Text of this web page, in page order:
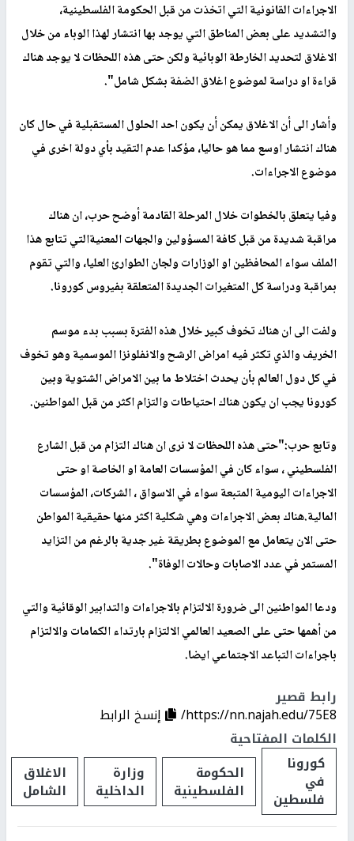
الاجراءات القانونية التي اتخذت من قبل الحكومة الفلسطينية،
والتشديد على بعض المناطق التي يوجد بها انتشار لهذا الوباء من خلال
الاغلاق لتحديد الخارطة الوبائية ولكن حتى هذه اللحظات لا يوجد هناك
قراءة او دراسة لموضوع اغلاق الضفة بشكل شامل".
وأشار الى أن الاغلاق يمكن أن يكون احد الحلول المستقبلية في حال كان
هناك انتشار اوسع مما هو حاليا، مؤكدا عدم التقيد بأي دولة اخرى في
موضوع الاجراءات.
وفيا يتعلق بالخطوات خلال المرحلة القادمة أوضح حرب، ان هناك
مراقبة شديدة من قبل كافة المسؤولين والجهات المعنيةالتي تتابع هذا
الملف سواء المحافظين او الوزارات ولجان الطوارئ العليا، والتي تقوم
بمراقبة ودراسة كل المتغيرات الجديدة المتعلقة بفيروس كورونا.
ولفت الى ان هناك تخوف كبير خلال هذه الفترة بسبب بدء موسم
الخريف والذي تكثر فيه امراض الرشح والانفلونزا الموسمية وهو تخوف
في كل دول العالم بأن يحدث اختلاط ما بين الامراض الشتوية وبين
كورونا يجب ان يكون هناك احتياطات والتزام اكثر من قبل المواطنين.
وتابع حرب:"حتى هذه اللحظات لا نرى ان هناك التزام من قبل الشارع
الفلسطيني ، سواء كان في المؤسسات العامة او الخاصة او حتى
الاجراءات اليومية المتبعة سواء في الاسواق ، الشركات، المؤسسات
المالية.هناك بعض الاجراءات وهي شكلية اكثر منها حقيقية المواطن
حتى الان يتعامل مع الموضوع بطريقة غير جدية بالرغم من التزايد
المستمر في عدد الاصابات وحالات الوفاة".
ودعا المواطنين الى ضرورة الالتزام بالاجراءات والتدابير الوقائية والتي
من أهمها حتى على الصعيد العالمي الالتزام بارتداء الكمامات والالتزام
باجراءات التباعد الاجتماعي ايضا.
رابط قصير
https://nn.najah.edu/75E8/
إنسخ الرابط
الكلمات المفتاحية
كورونا
في
فلسطين
الحكومة
الفلسطينية
وزارة
الداخلية
الاغلاق
الشامل